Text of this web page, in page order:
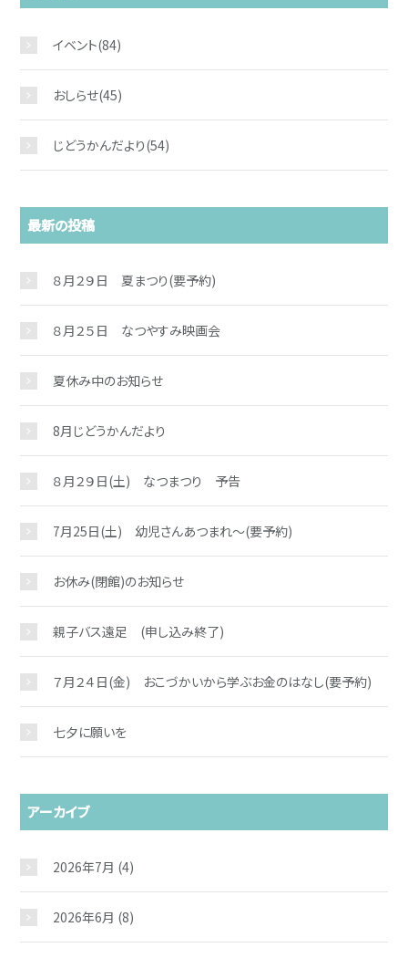
イベント(84)
おしらせ(45)
じどうかんだより(54)
最新の投稿
８月２９日 夏まつり(要予約)
８月２５日 なつやすみ映画会
夏休み中のお知らせ
8月じどうかんだより
８月２９日(土) なつまつり 予告
7月25日(土) 幼児さんあつまれ～(要予約)
お休み(閉館)のお知らせ
親子バス遠足 (申し込み終了)
７月２４日(金) おこづかいから学ぶお金のはなし(要予約)
七夕に願いを
アーカイブ
2026年7月 (4)
2026年6月 (8)